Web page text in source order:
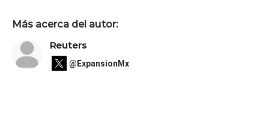
Más acerca del autor:
Reuters
@ExpansionMx